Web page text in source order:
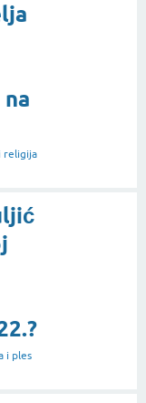
religija
i ples